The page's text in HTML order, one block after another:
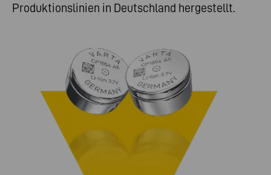
Produktionslinien in Deutschland hergestellt.